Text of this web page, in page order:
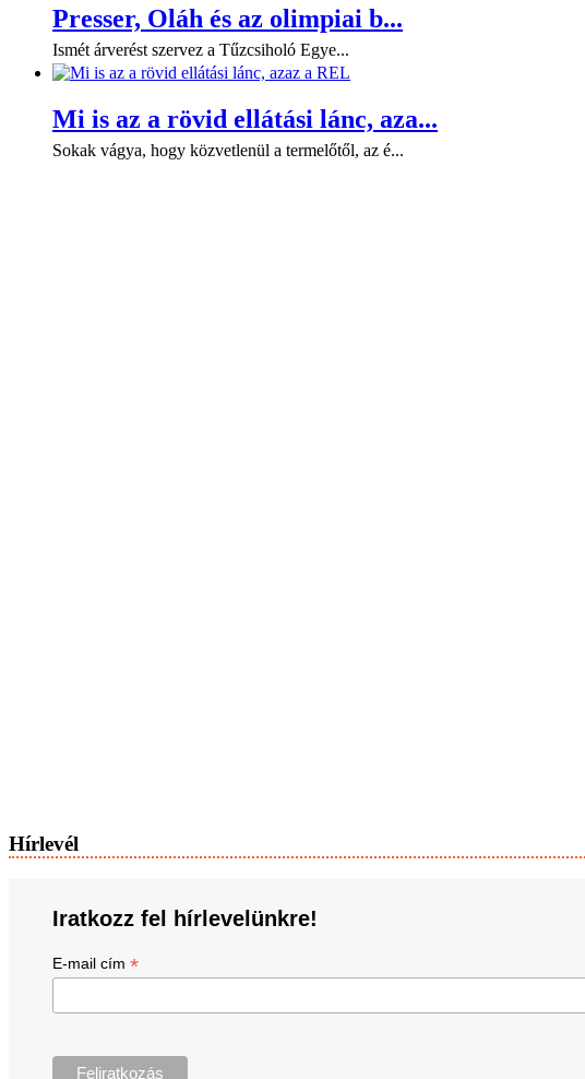
Presser, Oláh és az olimpiai b...
Ismét árverést szervez a Tűzcsiholó Egye...
Mi is az a rövid ellátási lánc, aza...
Sokak vágya, hogy közvetlenül a termelőtől, az é...
Hírlevél
Iratkozz fel hírlevelünkre!
E-mail cím *